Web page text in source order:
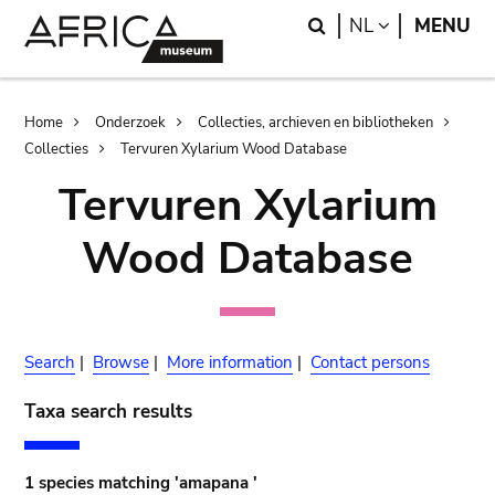
Search
NL LANGUAGE
MENU
Breadcrumb
Home Onderzoek
Collecties, archieven en bibliotheken
Collecties
Tervuren Xylarium Wood Database
Tervuren Xylarium
Wood Database
Search | Browse | More information | Contact persons
Taxa search results
1 species matching 'amapana '